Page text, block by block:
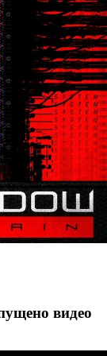
видео